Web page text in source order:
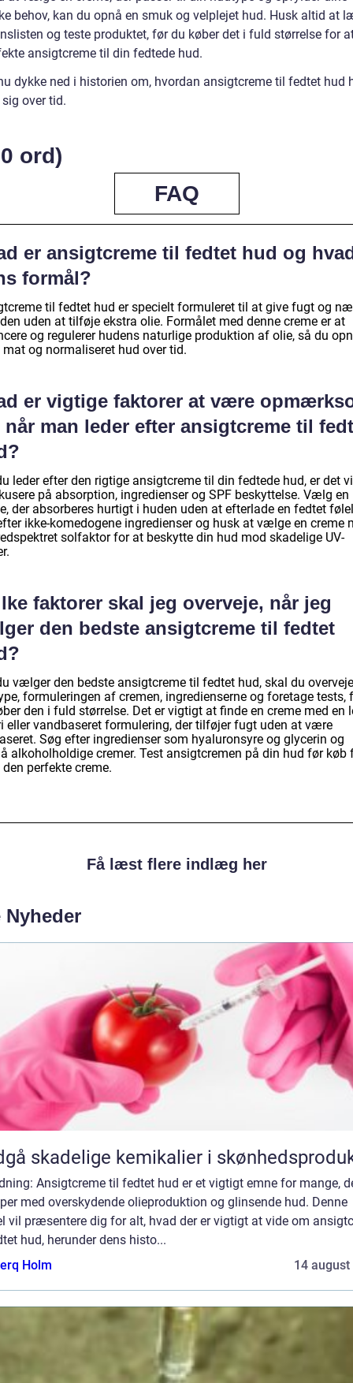
behov, kan du opnå en smuk og velplejet hud. Husk altid at
og teste produktet, før du køber det i fuld størrelse for
ansigtcreme til din fedtede hud.
dykke ned i historien om, hvordan ansigtcreme til fedtet hud
over tid.
ord)
FAQ
er ansigtcreme til fedtet hud og
formål?
til fedtet hud er specielt formuleret til at give fugt og
uden at tilføje ekstra olie. Formålet med denne creme er at
og regulerer hudens naturlige produktion af olie, så du
mat og normaliseret hud over tid.
er vigtige faktorer at være
når man leder efter ansigtcreme til
leder efter den rigtige ansigtcreme til din fedtede hud, er det
på absorption, ingredienser og SPF beskyttelse. Vælg en
der absorberes hurtigt i huden uden at efterlade en fedtet
ikke-komedogene ingredienser og husk at vælge en creme
solfaktor for at beskytte din hud mod skadelige UV-
faktorer skal jeg overveje, når jeg
den bedste ansigtcreme til fedtet
vælger den bedste ansigtcreme til fedtet hud, skal du
formuleringen af cremen, ingredienserne og foretage tests,
den i fuld størrelse. Det er vigtigt at finde en creme med en
eller vandbaseret formulering, der tilføjer fugt uden at være
Søg efter ingredienser som hyaluronsyre og glycerin og
alkoholholdige cremer. Test ansigtcremen på din hud før køb
perfekte creme.
Få læst flere indlæg her
Nyheder
skadelige kemikalier i
Ansigtcreme til fedtet hud er et vigtigt emne for mange,
med overskydende olieproduktion og glinsende hud. Denne
vil præsentere dig for alt, hvad der er vigtigt at vide om
hud, herunder dens histo...
Holm
14 august